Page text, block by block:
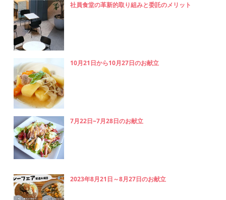
社員食堂の革新的取り組みと委託のメリット
10月21日から10月27日のお献立
7月22日~7月28日のお献立
2023年8月21日～8月27日のお献立